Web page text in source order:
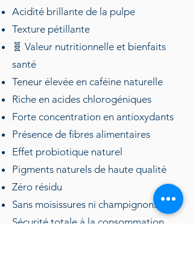
Acidité brillante de la pulpe
Texture pétillante
🧬 Valeur nutritionnelle et bienfaits
santé
Teneur élevée en caféine naturelle
Riche en acides chlorogéniques
Forte concentration en antioxydants
Présence de fibres alimentaires
Effet probiotique naturel
Pigments naturels de haute qualité
Zéro résidu
Sans moisissures ni champignons →
Sécurité totale à la consommation